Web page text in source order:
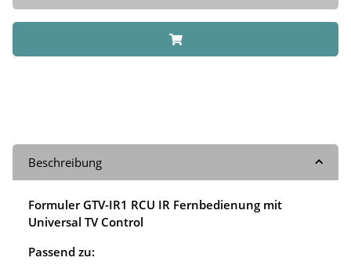
Beschreibung
Formuler GTV-IR1 RCU IR Fernbedienung mit
Universal TV Control
Passend zu: